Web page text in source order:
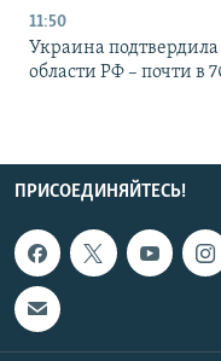
11:50
Украина
области РФ – почти в
ПРИСОЕДИНЯЙТЕСЬ!